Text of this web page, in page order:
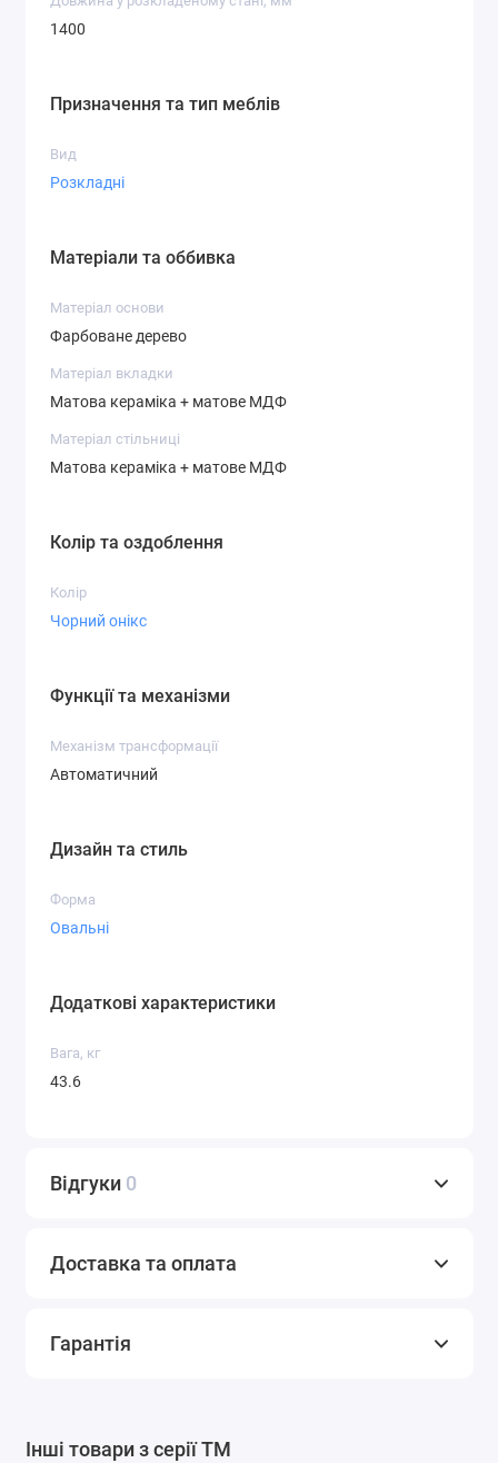
1400
Призначення та тип меблів
Вид
Розкладні
Матеріали та оббивка
Матеріал основи
Фарбоване дерево
Матеріал вкладки
Матова кераміка + матове МДФ
Матеріал стільниці
Матова кераміка + матове МДФ
Колір та оздоблення
Колір
Чорний онікс
Функції та механізми
Механізм трансформації
Автоматичний
Дизайн та стиль
Форма
Овальні
Додаткові характеристики
Вага, кг
43.6
Відгуки 0
Доставка та оплата
Гарантія
Інші товари з серії TM